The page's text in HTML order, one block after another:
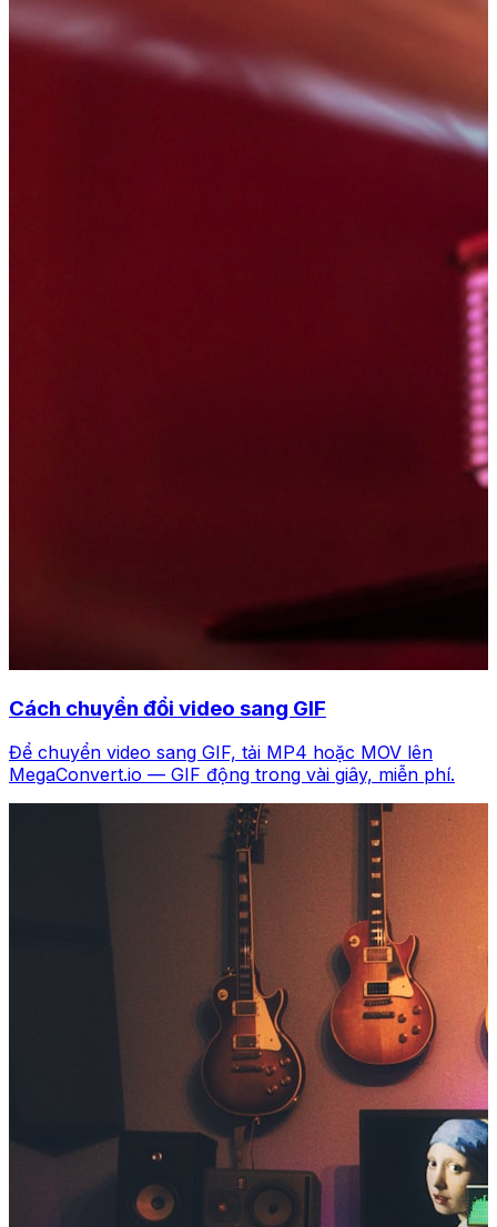
Cách chuyển đổi video sang GIF
Để chuyển video sang GIF, tải MP4 hoặc MOV lên
MegaConvert.io — GIF động trong vài giây, miễn phí.